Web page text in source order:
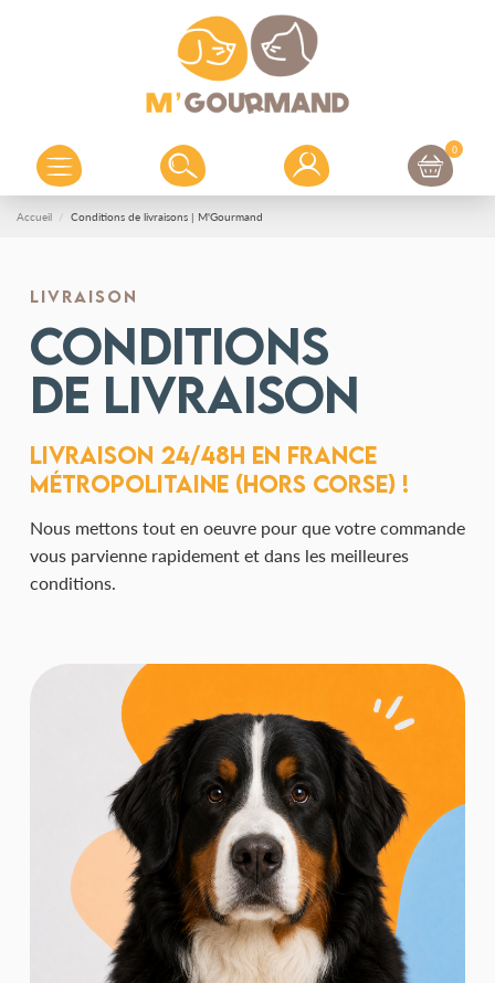
0
Accueil Conditions de livraisons | M'Gourmand
LIVRAISON
Conditions
de livraison
Livraison 24/48h en France
métropolitaine (Hors Corse) !
Nous mettons tout en oeuvre pour que votre commande
vous parvienne rapidement et dans les meilleures
conditions.